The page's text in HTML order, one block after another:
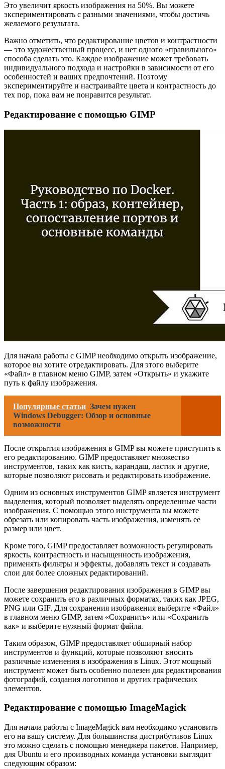
Это увеличит яркость изображения на 50%. Вы можете
экспериментировать с разными значениями, чтобы достичь
желаемого результата.
Важно отметить, что редактирование цветов и контрастности
— это художественный процесс, и нет одного «правильного»
способа сделать это. Каждое изображение может требовать
индивидуального подхода и настройки в зависимости от его
особенностей и ваших предпочтений. Поэтому
экспериментируйте и настраивайте цвета и контрастность до
тех пор, пока вам не понравится результат.
Редактирование с помощью GIMP
Для начала работы с GIMP необходимо открыть изображение,
которое вы хотите отредактировать. Для этого выберите
«Файл» в главном меню GIMP, затем «Открыть» и укажите
путь к файлу изображения.
Популярные статьи Зачем нужен
Windows Debugger: Обзор и основные
возможности
После открытия изображения в GIMP вы можете приступить к
его редактированию. GIMP предоставляет множество
инструментов, таких как кисть, карандаш, ластик и другие,
которые позволяют рисовать и редактировать изображение.
Одним из основных инструментов GIMP является инструмент
выделения, который позволяет выделять определенные части
изображения. С помощью этого инструмента вы можете
обрезать или копировать часть изображения, изменять ее
размер или цвет.
Кроме того, GIMP предоставляет возможность регулировать
яркость, контрастность и насыщенность изображения,
применять фильтры и эффекты, добавлять текст и создавать
слои для более сложных редактирований.
После завершения редактирования изображения в GIMP вы
можете сохранить его в различных форматах, таких как JPEG,
PNG или GIF. Для сохранения изображения выберите «Файл»
в главном меню GIMP, затем «Сохранить» или «Сохранить
как» и выберите нужный формат файла.
Таким образом, GIMP предоставляет обширный набор
инструментов и функций, которые позволяют вносить
различные изменения в изображения в Linux. Этот мощный
инструмент может быть особенно полезен для редактирования
фотографий, создания логотипов и других графических
элементов.
Редактирование с помощью ImageMagick
Для начала работы с ImageMagick вам необходимо установить
его на вашу систему. Для большинства дистрибутивов Linux
это можно сделать с помощью менеджера пакетов. Например,
для Ubuntu и его производных команда установки выглядит
следующим образом: